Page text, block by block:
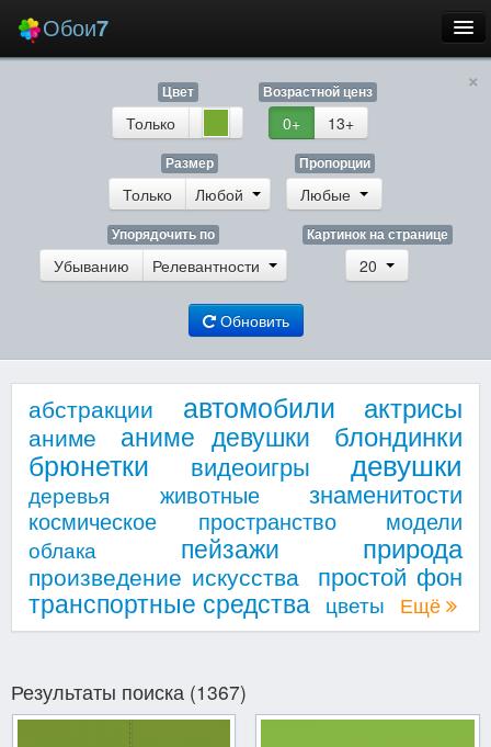
Обои7
Заставки
Вход
×
Цвет
Только
Возрастной ценз
0+ 13+
Размер
Только Любой
Пропорции
Любые
Упорядочить по
Убыванию Релевантности
Картинок на странице
20
Обновить
абстракции автомобили актрисы
аниме аниме девушки блондинки
брюнетки видеоигры девушки
деревья животные знаменитости
космическое пространство модели
облака пейзажи природа
произведение искусства простой фон
транспортные средства цветы Ещё
Результаты поиска (1367)